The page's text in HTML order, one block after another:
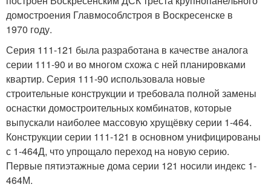
домостроения Главмособлстроя в Воскресенске в
1970 году.
Серия 111-121 была разработана в качестве аналога
серии 111-90 и во многом схожа с ней планировками
квартир. Серия 111-90 использовала новые
строительные конструкции и требовала полной замены
оснастки домостроительных комбинатов, которые
выпускали наиболее массовую хрущёвку серии 1-464.
Конструкции серии 111-121 в основном унифицированы
с 1-464Д, что упрощало переход на новую серию.
Первые пятиэтажные дома серии 121 носили индекс 1-
464М.